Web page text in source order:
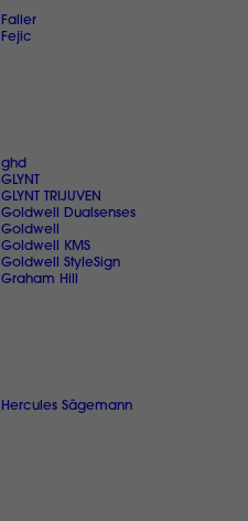
Faller
Fejic
ghd
GLYNT
GLYNT TRIJUVEN
Goldwell Dualsenses
Goldwell
Goldwell KMS
Goldwell StyleSign
Graham Hill
Hercules Sägemann